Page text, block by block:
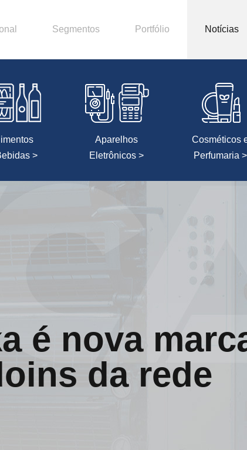
Segmentos Portfólio Notícias
>
Aparelhos
Eletrônicos >
Cosméticos
Perfumaria >
é nova
da rede